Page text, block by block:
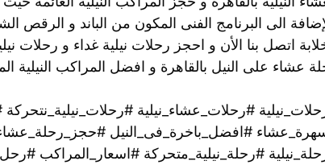
الى البرنامج الفنى المكون من الباند و الرقص
عشاء على النيل بالقاهرة و افضل المراكب النيلية
#رحلات_عشاء_نيلية #رحلات_نيلية_نتحركة
#افضل_باخرة_فى_النيل
#رحلة_نيلية_متحركة #اسعار_المراكب